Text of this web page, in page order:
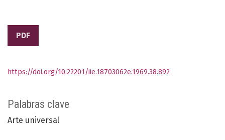
PDF
Palabras clave
Arte universal
https://doi.org/10.22201/iie.18703062e.1969.38.892